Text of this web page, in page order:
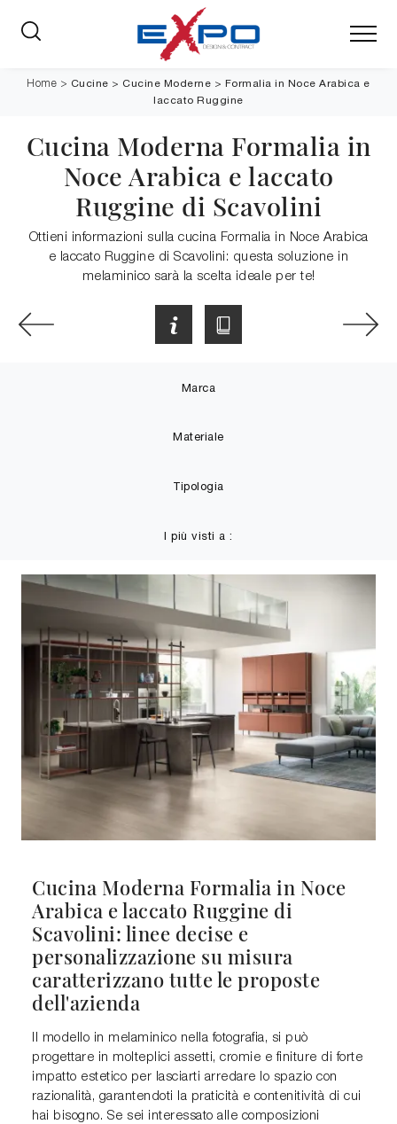
Home > Cucine > Cucine Moderne > Formalia in Noce Arabica e
laccato Ruggine
Cucina Moderna Formalia in
Noce Arabica e laccato
Ruggine di Scavolini
Ottieni informazioni sulla cucina Formalia in Noce Arabica
e laccato Ruggine di Scavolini: questa soluzione in
melaminico sarà la scelta ideale per te!
Marca
Materiale
Tipologia
I più visti a :
Cucina Moderna Formalia in Noce
Arabica e laccato Ruggine di
Scavolini: linee decise e
personalizzazione su misura
caratterizzano tutte le proposte
dell'azienda
Il modello in melaminico nella fotografia, si può
progettare in molteplici assetti, cromie e finiture di forte
impatto estetico per lasciarti arredare lo spazio con
razionalità, garantendoti la praticità e contenitività di cui
hai bisogno. Se sei interessato alle composizioni